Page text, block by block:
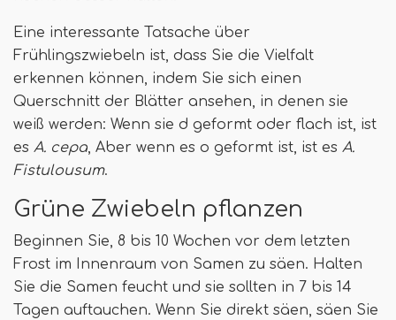
Eine interessante Tatsache über
Frühlingszwiebeln ist, dass Sie die Vielfalt
erkennen können, indem Sie sich einen
Querschnitt der Blätter ansehen, in denen sie
weiß werden: Wenn sie d geformt oder flach ist, ist
es A. cepa, Aber wenn es o geformt ist, ist es A.
Fistulousum.
Grüne Zwiebeln pflanzen
Beginnen Sie, 8 bis 10 Wochen vor dem letzten
Frost im Innenraum von Samen zu säen. Halten
Sie die Samen feucht und sie sollten in 7 bis 14
Tagen auftauchen. Wenn Sie direkt säen, säen Sie